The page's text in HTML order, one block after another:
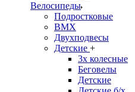
Велосипеды
Подростковые
BMX
Двухподвесы
Детские +
3х колесные
Беговелы
Детские